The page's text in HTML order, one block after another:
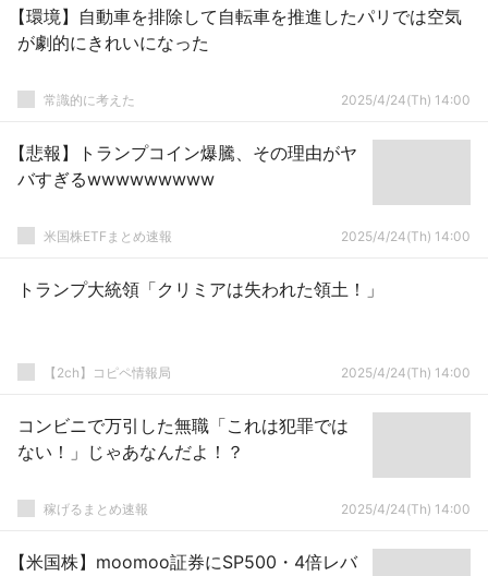
【環境】自動車を排除して自転車を推進したパリでは空気
が劇的にきれいになった
常識的に考えた 2025/4/24(Th) 14:00
【悲報】トランプコイン爆騰、その理由がヤ
バすぎるwwwwwwwww
米国株ETFまとめ速報 2025/4/24(Th) 14:00
トランプ大統領「クリミアは失われた領土！」
【2ch】コピペ情報局 2025/4/24(Th) 14:00
コンビニで万引した無職「これは犯罪では
ない！」じゃあなんだよ！？
稼げるまとめ速報 2025/4/24(Th) 14:00
【米国株】moomoo証券にSP500・4倍レバ